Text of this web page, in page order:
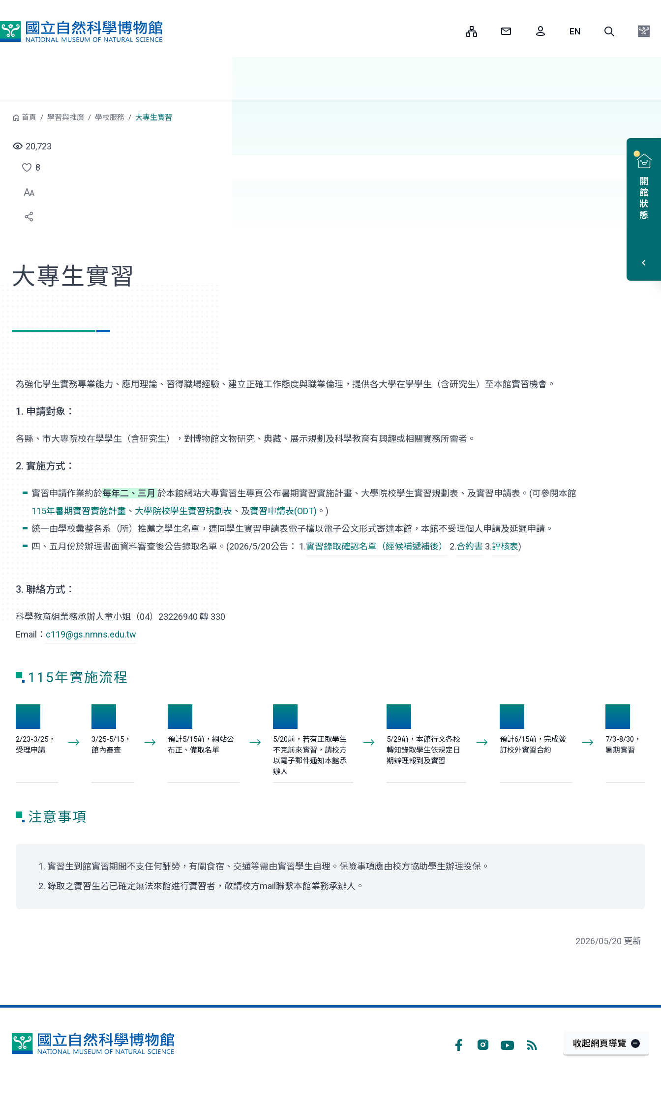
開館狀態
首頁 學習與推廣 學校服務 大專生實習
20,723
點
選
喜
8
大專生實習
為強化學生實務專業能力、應用理論、習得職場經驗、建立正確工作態度與職業倫理，提供各大學在學學生（含研究生）至本館實習機會。
1. 申請對象：
各縣、市大專院校在學學生（含研究生），對博物館文物研究、典藏、展示規劃及科學教育有興趣或相關實務所需者。
2. 實施方式：
實習申請作業約於每年二、三月 於本館網站大專實習生專頁公布暑期實習實施計畫、大學院校學生實習規劃表、及實習申請表。(可參閱本館
115年暑期實習實施計畫 、 大學院校學生實習規劃表 、及實習申請表(ODT) 。)
統一由學校彙整各系（所）推薦之學生名單，連同學生實習申請表電子檔以電子公文形式寄達本館，本館不受理個人申請及延遲申請。
四、五月份於辦理書面資料審查後公告錄取名單。(2026/5/20公告： 1.實習錄取確認名單（經候補遞補後） 2.合約書 3.評核表)
3. 聯絡方式：
科學教育組業務承辦人童小姐（04）23226940 轉 330
Email： c119@gs.nmns.edu.tw
115年實施流程
2/23-3/25，
受理申請
3/25-5/15，
館內審查
預計5/15前，網站公
布正、備取名單
5/20前，若有正取學生
不克前來實習，請校方
以電子郵件通知本館承
辦人
5/29前，本館行文各校
轉知錄取學生依規定日
期辧理報到及實習
預計6/15前，完成簽
訂校外實習合約
7/3-8/30，
暑期實習
注意事項
實習生到館實習期間不支任何酬勞，有關食宿、交通等需由實習學生自理。保險事項應由校方協助學生辦理投保。
錄取之實習生若已確定無法來館進行實習者，敬請校方mail聯繫本館業務承辦人。
2026/05/20 更新
國
收起網頁導覽